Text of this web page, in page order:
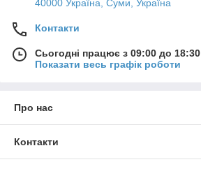
40000 Україна, Суми, Україна
Контакти
Сьогодні працює з 09:00 до 18:30
Показати весь графік роботи
Про нас
Контакти